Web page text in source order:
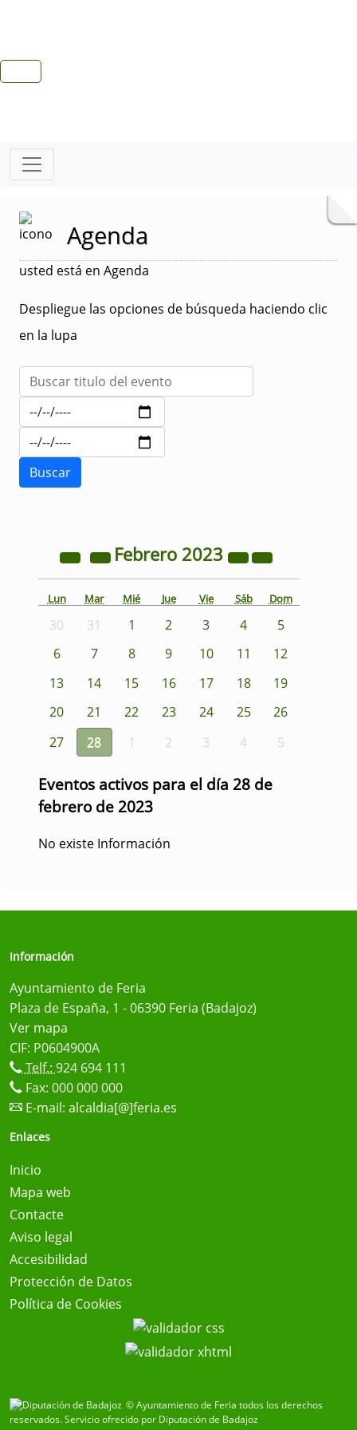
Agenda
usted está en Agenda
Despliegue las opciones de búsqueda haciendo clic
en la lupa
Febrero 2023
Lun Mar Mié Jue Vie Sáb Dom
30 31 1 2 3 4
5
6
7 8 9 10 11
12
13
14 15 16 17 18
19
20
21 22 23 24 25
26
27
28 1 2 3 4 5
Eventos activos para el día 28 de
febrero de 2023
No existe Información
Información
Ayuntamiento de Feria
Plaza de España, 1 - 06390 Feria (Badajoz)
Ver mapa
CIF: P0604900A
Telf.: 924 694 111
Fax: 000 000 000
E-mail: alcaldia[@]feria.es
Enlaces
Inicio
Mapa web
Contacte
Aviso legal
Accesibilidad
Protección de Datos
Política de Cookies
© Ayuntamiento de Feria todos los derechos
reservados.Servicio ofrecido por Diputación de Badajoz